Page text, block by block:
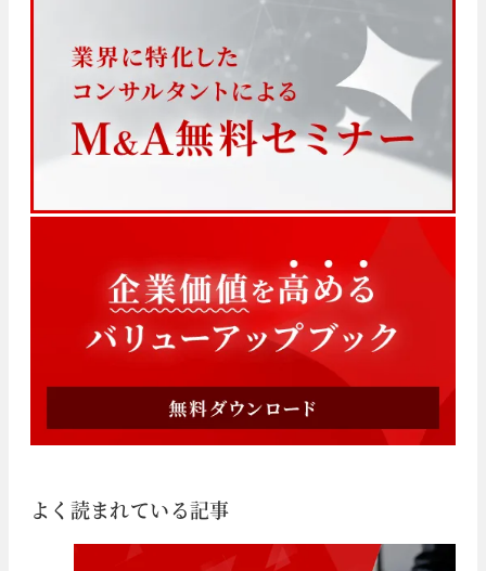
よく読まれている記事